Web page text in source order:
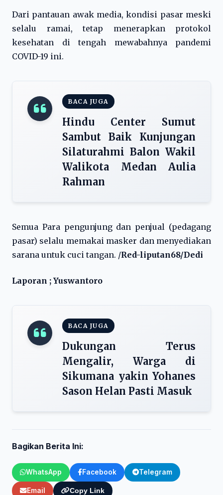
Dari pantauan awak media, kondisi pasar meski
selalu ramai, tetap menerapkan protokol
kesehatan di tengah mewabahnya pandemi
COVID-19 ini.
BACA JUGA
Hindu Center Sumut
Sambut Baik Kunjungan
Silaturahmi Balon Wakil
Walikota Medan Aulia
Rahman
Semua Para pengunjung dan penjual (pedagang
pasar) selalu memakai masker dan menyediakan
sarana untuk cuci tangan. /Red-liputan68/Dedi
Laporan ; Yuswantoro
BACA JUGA
Dukungan Terus
Mengalir, Warga di
Sikumana yakin Yohanes
Sason Helan Pasti Masuk
Bagikan Berita Ini:
WhatsApp Facebook Telegram
Email Copy Link